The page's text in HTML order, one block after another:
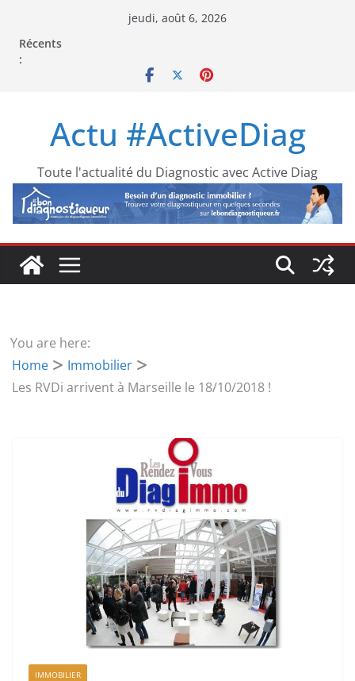
contenu
jeudi, août 6, 2026
Récents
:
Actu #ActiveDiag
Toute l'actualité du Diagnostic avec Active Diag
You are here:
Home
Immobilier
Les RVDi arrivent à Marseille le 18/10/2018 !
IMMOBILIER